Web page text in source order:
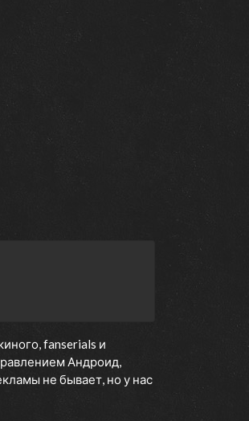
fanserials и
Андроид,
не бывает, но у нас